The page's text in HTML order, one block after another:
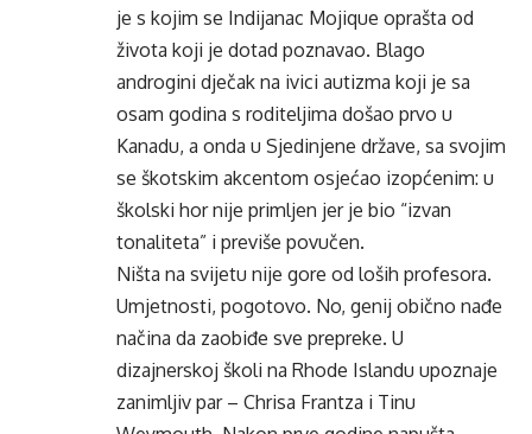
je s kojim se Indijanac Mojique oprašta od
života koji je dotad poznavao. Blago
androgini dječak na ivici autizma koji je sa
osam godina s roditeljima došao prvo u
Kanadu, a onda u Sjedinjene države, sa svojim
se škotskim akcentom osjećao izopćenim: u
školski hor nije primljen jer je bio “izvan
tonaliteta” i previše povučen.
Ništa na svijetu nije gore od loših profesora.
Umjetnosti, pogotovo. No, genij obično nađe
načina da zaobiđe sve prepreke. U
dizajnerskoj školi na Rhode Islandu upoznaje
zanimljiv par – Chrisa Frantza i Tinu